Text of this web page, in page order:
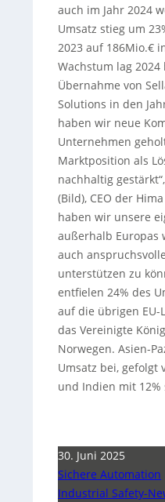
auch im Jahr 2024
Umsatz stieg um
2023 auf 186Mio.€
Wachstum lag
Übernahme von
Solutions in den
haben wir neue
Unternehmen
Marktposition als
nachhaltig
(Bild), CEO der
haben wir unsere
außerhalb Europas
auch
unterstützen zu
entfielen 24% des
auf die übrigen EU-
das Vereinigte
Norwegen. Asien-
Umsatz bei, gefolgt
und Indien mit 12%
30. Juni 2025
Sichere Automation
Industrial Safety-